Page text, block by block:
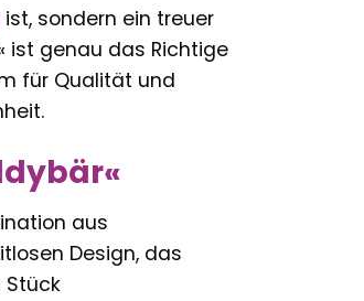
ist, sondern ein treuer
ist genau das Richtige
für Qualität und
aus
Design, das
Stück